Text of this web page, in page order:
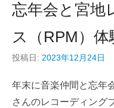
忘年会と宮地
ス（RPM）体
投稿日: 2023年12月24日
年末に音楽仲間と忘年
さんのレコーディング